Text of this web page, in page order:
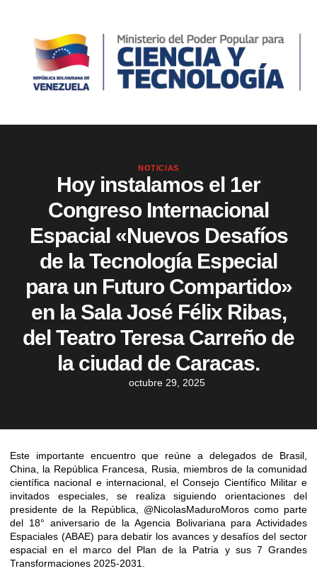
NOTICIAS
Hoy instalamos el 1er
Congreso Internacional
Espacial «Nuevos Desafíos
de la Tecnología Especial
para un Futuro Compartido»
en la Sala José Félix Ribas,
del Teatro Teresa Carreño de
la ciudad de Caracas.
octubre 29, 2025
Este importante encuentro que reúne a delegados de Brasil,
China, la República Francesa, Rusia, miembros de la comunidad
científica nacional e internacional, el Consejo Científico Militar e
invitados especiales, se realiza siguiendo orientaciones del
presidente de la República, @NicolasMaduroMoros como parte
del 18° aniversario de la Agencia Bolivariana para Actividades
Espaciales (ABAE) para debatir los avances y desafíos del sector
espacial en el marco del Plan de la Patria y sus 7 Grandes
Transformaciones 2025-2031.